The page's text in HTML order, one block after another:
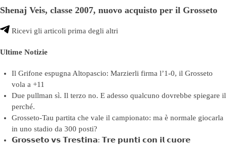
Shenaj Veis, classe 2007, nuovo acquisto per il Grosseto
Ricevi gli articoli prima degli altri
Ultime Notizie
Il Grifone espugna Altopascio: Marzierli firma l’1-0, il Grosseto
vola a +11
Due pullman sì. Il terzo no. E adesso qualcuno dovrebbe spiegare il
perché.
Grosseto-Tau partita che vale il campionato: ma è normale giocarla
in uno stadio da 300 posti?
𝗚𝗿𝗼𝘀𝘀𝗲𝘁𝗼 𝘃𝘀 𝗧𝗿𝗲𝘀𝘁𝗶𝗻𝗮: 𝗧𝗿𝗲 𝗽𝘂𝗻𝘁𝗶 𝗰𝗼𝗻 𝗶𝗹 𝗰𝘂𝗼𝗿𝗲